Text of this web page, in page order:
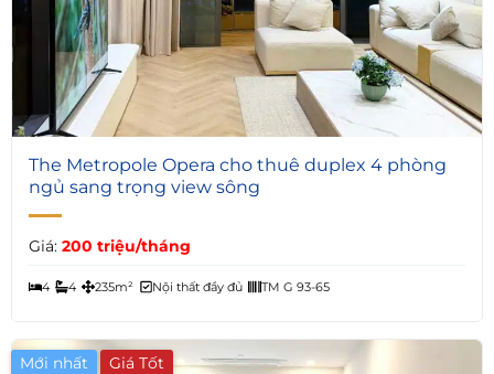
6
The Metropole Opera cho thuê duplex 4 phòng
ngủ sang trọng view sông
Giá: 200 triệu/tháng
4 4 235m² Nội thất đầy đủ TM G 93-65
Mới nhất Giá Tốt